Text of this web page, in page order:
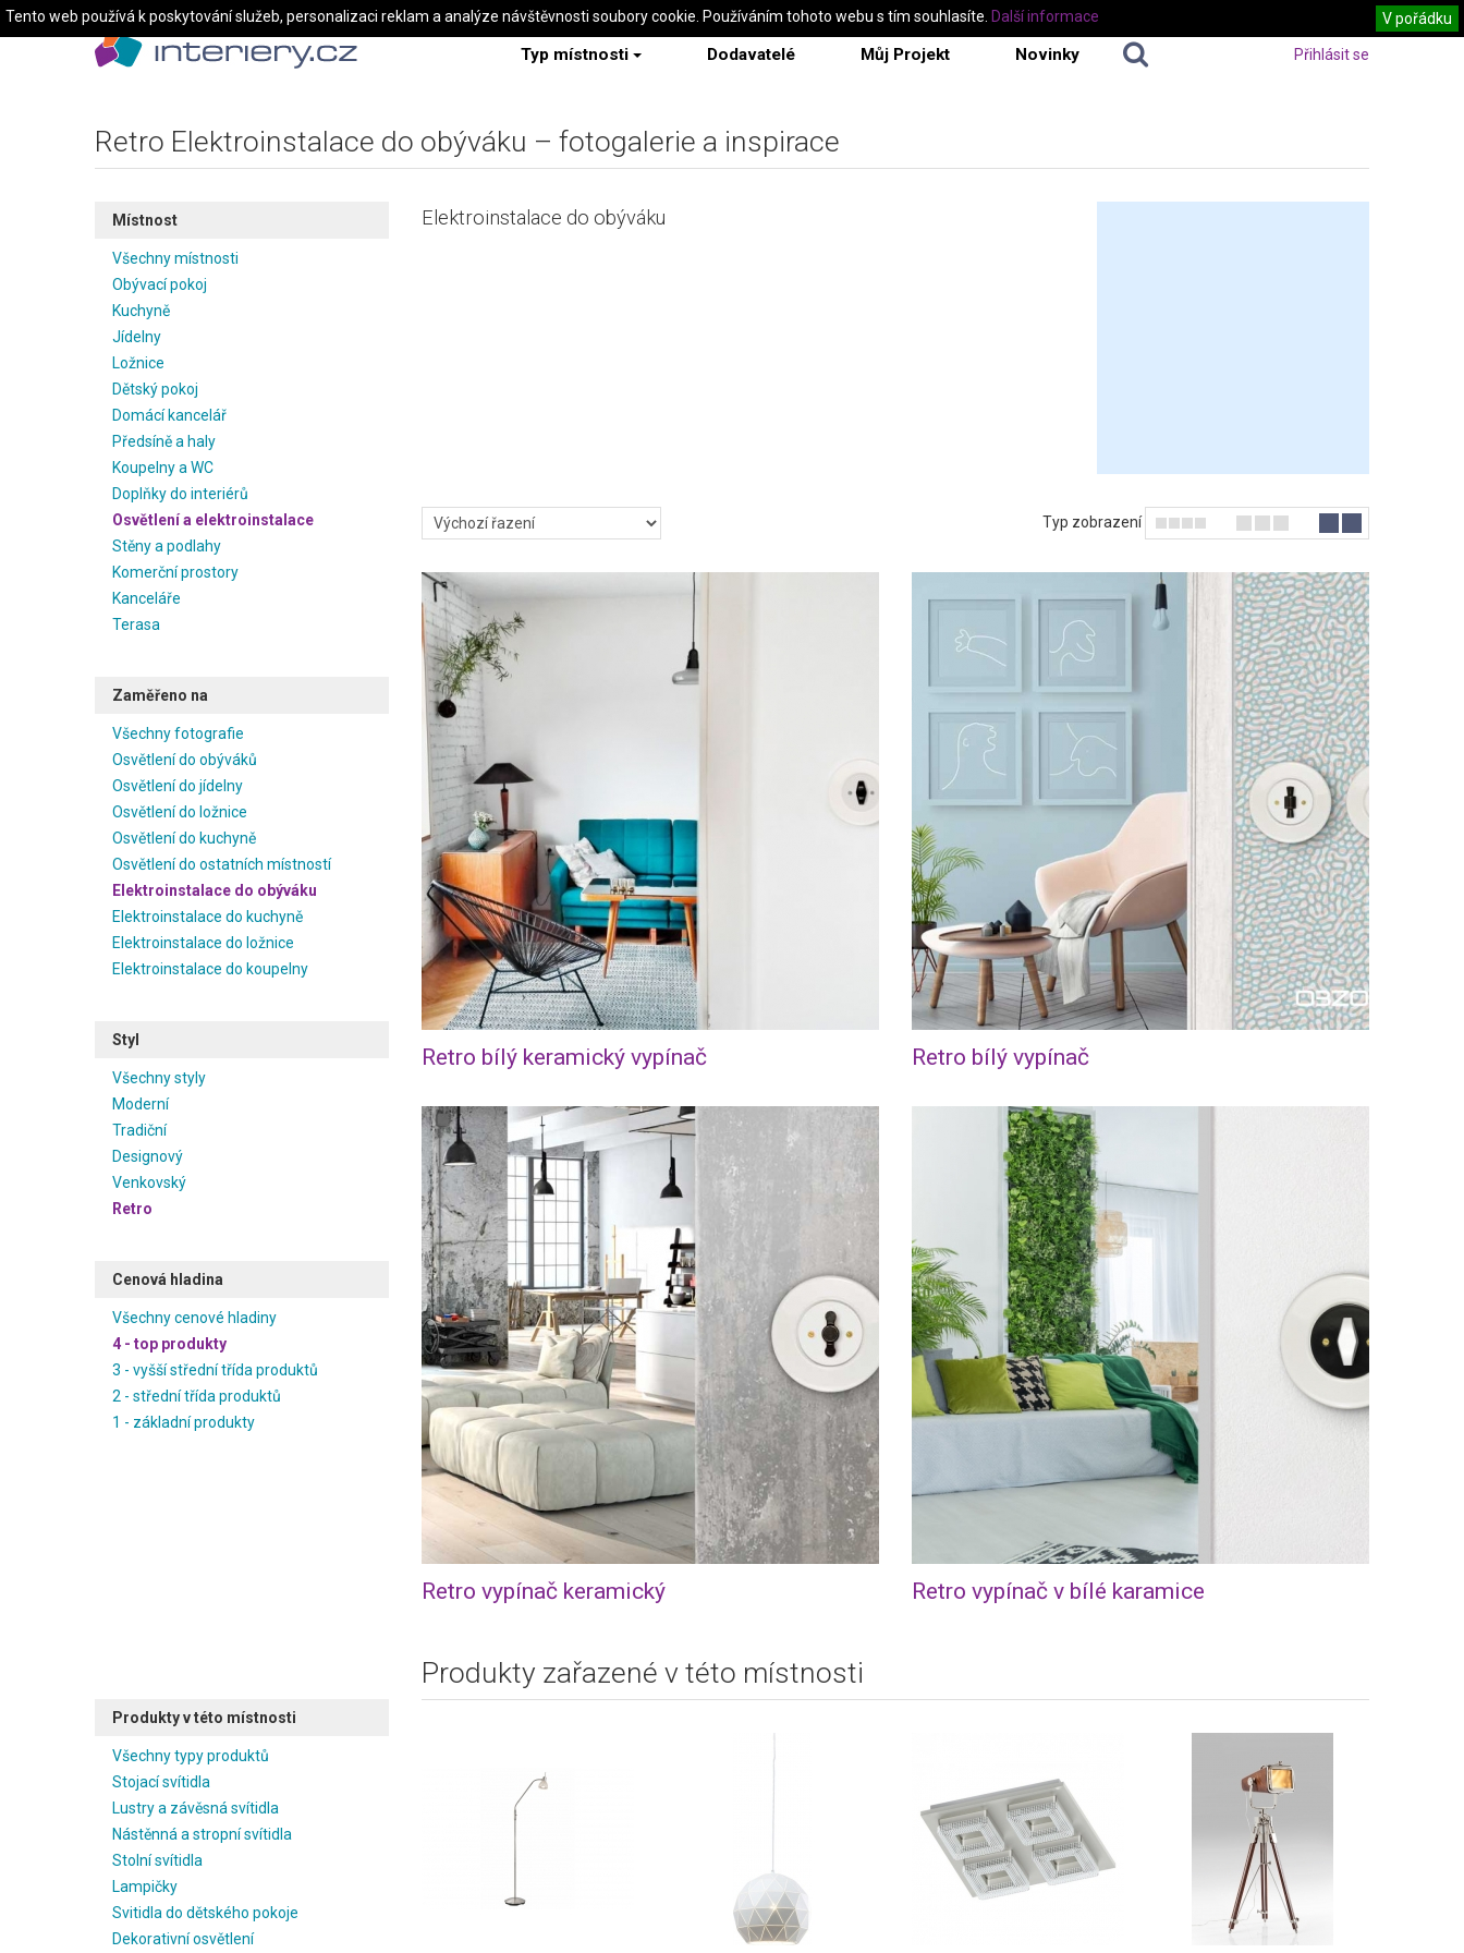
Typ místnosti Dodavatelé Můj Projekt Novinky Přihlásit se
Retro Elektroinstalace do obýváku – fotogalerie a inspirace
Místnost
Všechny místnosti
Obývací pokoj
Kuchyně
Jídelny
Ložnice
Dětský pokoj
Domácí kancelář
Předsíně a haly
Koupelny a WC
Doplňky do interiérů
Osvětlení a elektroinstalace
Stěny a podlahy
Komerční prostory
Kanceláře
Terasa
Zaměřeno na
Všechny fotografie
Osvětlení do obýváků
Osvětlení do jídelny
Osvětlení do ložnice
Osvětlení do kuchyně
Osvětlení do ostatních místností
Elektroinstalace do obýváku
Elektroinstalace do kuchyně
Elektroinstalace do ložnice
Elektroinstalace do koupelny
Styl
Všechny styly
Moderní
Tradiční
Designový
Venkovský
Retro
Cenová hladina
Všechny cenové hladiny
4 - top produkty
3 - vyšší střední třída produktů
2 - střední třída produktů
1 - základní produkty
Elektroinstalace do obýváku
Typ zobrazení
Retro bílý keramický vypínač Retro bílý vypínač
Retro vypínač keramický Retro vypínač v bílé karamice
Produkty v této místnosti
Všechny typy produktů
Stojací svítidla
Lustry a závěsná svítidla
Nástěnná a stropní svítidla
Stolní svítidla
Lampičky
Svitidla do dětského pokoje
Dekorativní osvětlení
Produkty zařazené v této místnosti
Tento web používá k poskytování služeb, personalizaci reklam a analýze návštěvnosti soubory cookie. Používáním tohoto webu s tím souhlasíte. V pořádku
Další informace